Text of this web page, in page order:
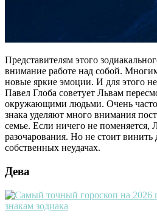
Представителям этого
внимание работе над собой.
новые яркие эмоции. И для этого
Павел Глоба советует Львам
окружающими людьми. Очень часто
знака уделяют много внимания
семье. Если ничего не поменяется,
разочарования. Но не стоит винить
собственных неудачах.
Дева